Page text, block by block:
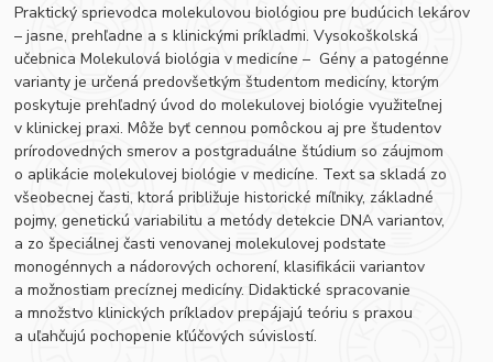
Praktický sprievodca molekulovou biológiou pre budúcich lekárov
– jasne, prehľadne a s klinickými príkladmi. Vysokoškolská
učebnica Molekulová biológia v medicíne – Gény a patogénne
varianty je určená predovšetkým študentom medicíny, ktorým
poskytuje prehľadný úvod do molekulovej biológie využiteľnej
v klinickej praxi. Môže byť cennou pomôckou aj pre študentov
prírodovedných smerov a postgraduálne štúdium so záujmom
o aplikácie molekulovej biológie v medicíne. Text sa skladá zo
všeobecnej časti, ktorá približuje historické míľniky, základné
pojmy, genetickú variabilitu a metódy detekcie DNA variantov,
a zo špeciálnej časti venovanej molekulovej podstate
monogénnych a nádorových ochorení, klasifikácii variantov
a možnostiam precíznej medicíny. Didaktické spracovanie
a množstvo klinických príkladov prepájajú teóriu s praxou
a uľahčujú pochopenie kľúčových súvislostí.